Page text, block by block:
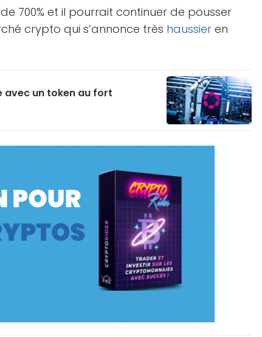
700% et il pourrait continuer de pousser
crypto qui s’annonce très haussier en
avec un token au fort